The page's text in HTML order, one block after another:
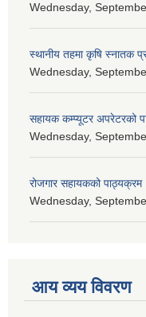
Wednesday,
स्थानीय तहमा कृषि स्नातक
Wednesday,
सहायक कम्प्यूटर अपरेटरको
Wednesday,
रोजगार सहायकको पाठ्यक्रम
Wednesday,
आय व्यय विवरण